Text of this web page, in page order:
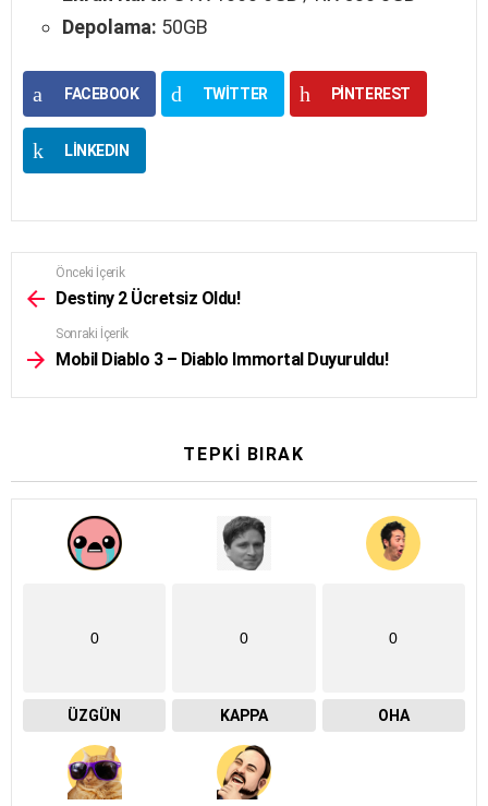
Depolama: 50GB
FACEBOOK TWITTER PINTEREST
LINKEDIN
more
Önceki İçerik
Destiny 2 Ücretsiz Oldu!
Sonraki İçerik
Mobil Diablo 3 – Diablo Immortal Duyuruldu!
TEPKI BIRAK
0
ÜZGÜN
0
KAPPA
0
OHA